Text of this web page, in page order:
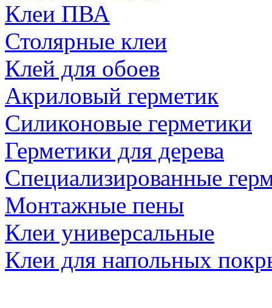
Клеи ПВА
Столярные клеи
Клей для обоев
Акриловый герметик
Силиконовые герметики
Герметики для дерева
Специализированные
Монтажные пены
Клеи универсальные
Клеи для напольных